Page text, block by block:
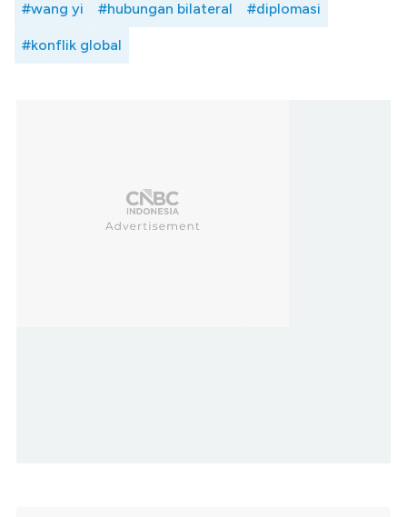
#wang yi #hubungan bilateral #diplomasi
#konflik global